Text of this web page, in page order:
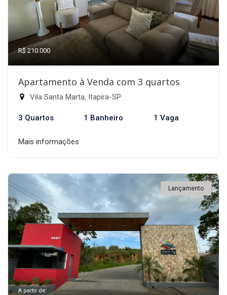
R$ 210.000
Apartamento à Venda com 3 quartos
Vila Santa Marta, Itapira-SP
3 Quartos 1 Banheiro 1 Vaga
Mais informações
Lançamento
A partir de: